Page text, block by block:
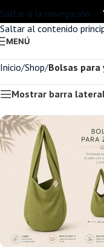
Saltar a la navegación
Saltar al contenido
MENÚ
Inicio/Shop/Bolsas para
Mostrar barra